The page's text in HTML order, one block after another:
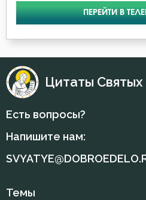
Священники
Скорбь
Славолюбие
ПЕРЕЙТИ В
Цитаты Святых
Есть вопросы?
Напишите нам:
Темы